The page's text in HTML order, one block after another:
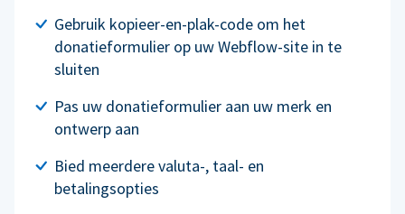
Gebruik kopieer-en-plak-code om het
donatieformulier op uw Webflow-site in te
sluiten
Pas uw donatieformulier aan uw merk en
ontwerp aan
Bied meerdere valuta-, taal- en
betalingsopties